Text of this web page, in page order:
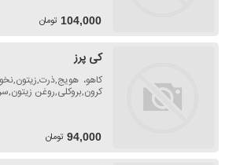
104,000 تومان
کی پرز
کاهو،
کرون,بروکلی,روغن
94,000 تومان